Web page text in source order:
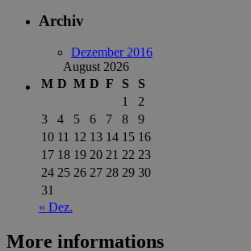
Archiv
Dezember 2016
August 2026
M D M D F S
S
1
2
3
4 5 6 7 8
9
10 11 12 13 14 15 16
17 18 19 20 21 22 23
24 25 26 27 28 29 30
31
« Dez.
More informations